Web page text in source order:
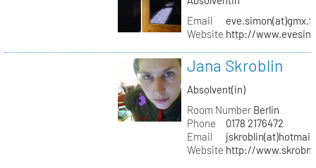
Email
eve.simon(at)gmx.fr
Website http://
Jana Skroblin
Absolvent(in)
Room NumberBerlin
Phone
0178 2176472
Email
Website http://